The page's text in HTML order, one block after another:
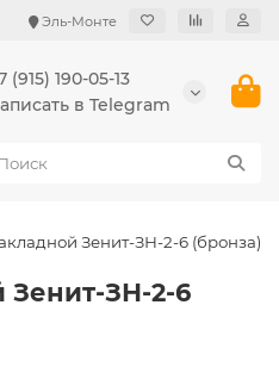
Эль-Монте
(915) 190-05-13
в Telegram
Зенит-ЗН-2-6 (бронза)
Зенит-ЗН-2-6